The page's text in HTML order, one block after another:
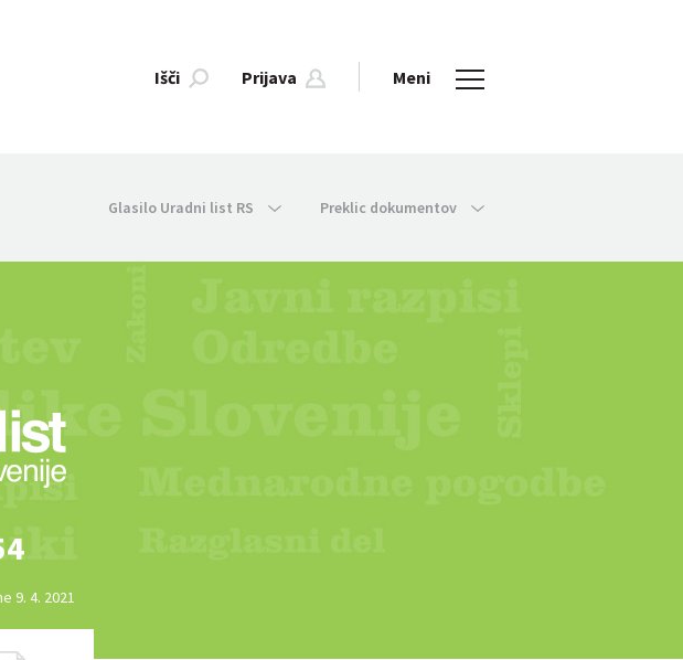
Išči Prijava Meni
Glasilo Uradni list RS Preklic dokumentov
9. 4. 2021